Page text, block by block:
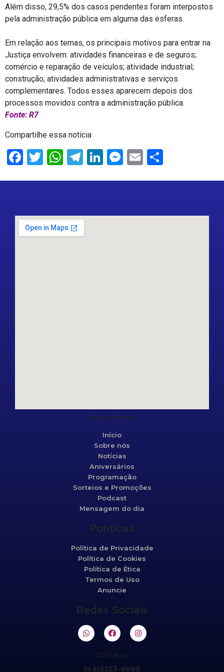
Além disso, 29,5% dos casos pendentes foram interpostos
pela administração pública em alguma das esferas.
Em relação aos temas, os principais motivos para entrar na
Justiça envolvem: atividades financeiras e de seguros;
comércio e reparação de veículos; atividade industrial;
construção; atividades administrativas e serviços
complementares. Todos esses aparecem depois dos
processos movidos contra a administração pública.
Fonte: R7
Compartilhe essa notícia
Facebook
Twitter
WhatsApp
Telegram
LinkedIn
Messenger
Email
Mapa do site
Início
Sobre nós
Notícias
Aniversários
Programação
Sorteios e Promoções
Podcast
Mensagem do dia
Políticas
Política de Privacidade
Política de Cookies
Política de Ética
Termos de Uso
Anuncie
Redes Sociais
Contatos:
(49)3353-8888